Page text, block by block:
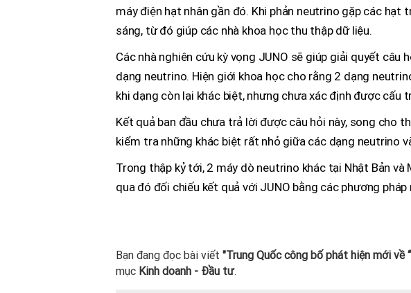
máy điện hạt nhân gần đó. Khi phản neutrino gặp các
sáng, từ đó giúp các nhà khoa học thu thập dữ liệu.
Các nhà nghiên cứu kỳ vọng JUNO sẽ giúp giải quyết câu
dạng neutrino. Hiện giới khoa học cho rằng 2 dạng
khi dạng còn lại khác biệt, nhưng chưa xác định được cấu
Kết quả ban đầu chưa trả lời được câu hỏi này, song cho
kiểm tra những khác biệt rất nhỏ giữa các dạng neutrino
Trong thập kỷ tới, 2 máy dò neutrino khác tại Nhật Bản và
qua đó đối chiếu kết quả với JUNO bằng các phương pháp
Bạn đang đọc bài viết "Trung Quốc công bố phát hiện mới về
mục Kinh doanh - Đầu tư.